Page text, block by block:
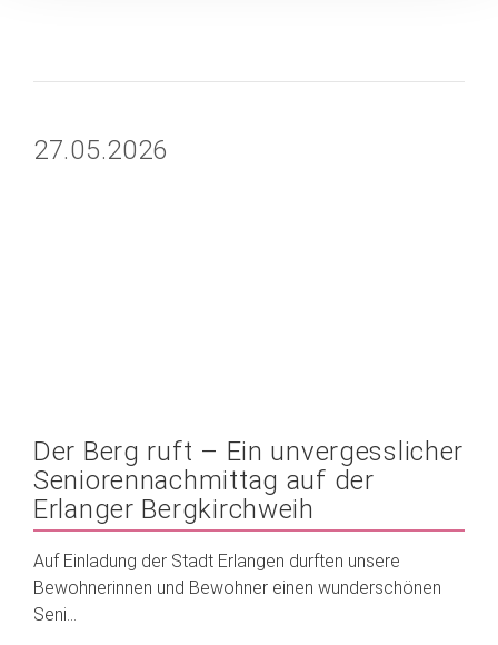
27.05.2026
Der Berg ruft – Ein unvergesslicher
Seniorennachmittag auf der
Erlanger Bergkirchweih
Auf Einladung der Stadt Erlangen durften unsere
Bewohnerinnen und Bewohner einen wunderschönen
Seni...